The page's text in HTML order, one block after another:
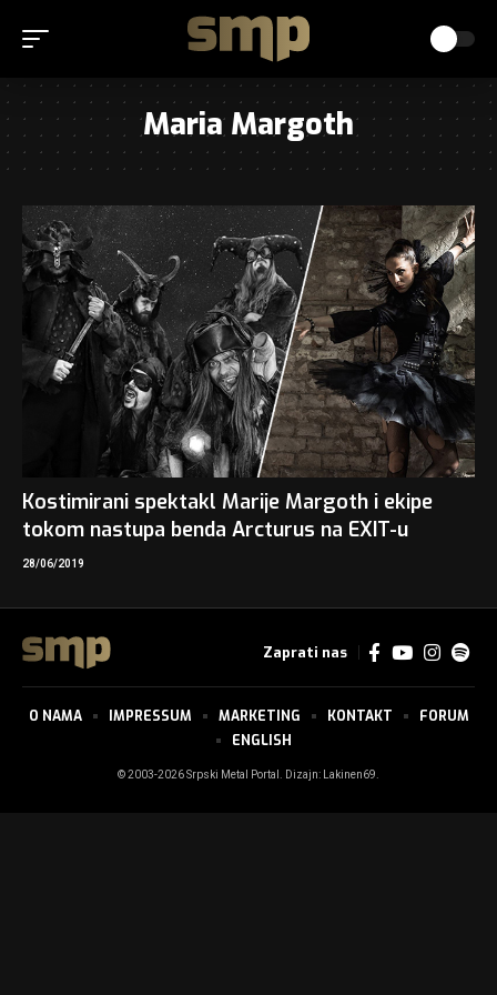
Maria Margoth
Kostimirani spektakl Marije Margoth i ekipe
tokom nastupa benda Arcturus na EXIT-u
28/06/2019
Zaprati nas
© 2003-2026 Srpski Metal Portal. Dizajn: Lakinen69.
O NAMA IMPRESSUM MARKETING KONTAKT
FORUM
ENGLISH